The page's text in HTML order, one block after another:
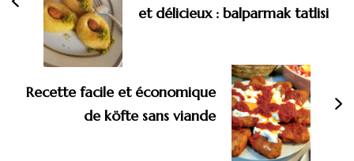
et délicieux : balparmak tatlisi
Recette facile et économique
de köfte sans viande